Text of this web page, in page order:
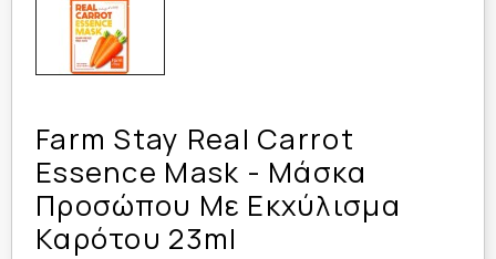
Farm Stay Real Carrot
Essence Mask - Μάσκα
Προσώπου Με Εκχύλισμα
Καρότου 23ml